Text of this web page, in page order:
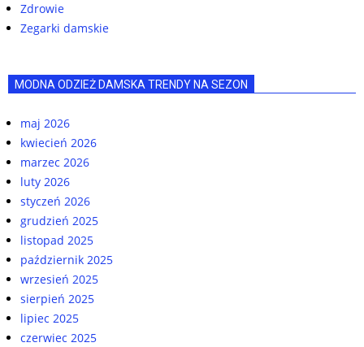
Zdrowie
Zegarki damskie
MODNA ODZIEŻ DAMSKA TRENDY NA SEZON
maj 2026
kwiecień 2026
marzec 2026
luty 2026
styczeń 2026
grudzień 2025
listopad 2025
październik 2025
wrzesień 2025
sierpień 2025
lipiec 2025
czerwiec 2025